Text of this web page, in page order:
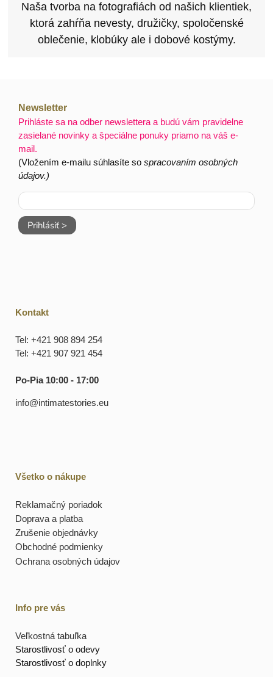
Naša tvorba na fotografiách od našich klientiek,
ktorá zahŕňa nevesty, družičky, spoločenské
oblečenie, klobúky ale i dobové kostýmy.
Newsletter
Prihláste sa na odber newslettera a budú vám pravidelne
zasielané novinky a špeciálne ponuky priamo na váš e-
mail.
(Vložením e-mailu súhlasíte sospracovaním osobných
údajov.)
Prihlásiť >
Kontakt
Tel: +421 908 894 254
Tel: +421 907 921 454
Po-Pia 10:00 - 17:00
info@intimatestories.eu
Všetko o nákupe
Reklamačný poriadok
Doprava a platba
Zrušenie objednávky
Obchodné podmienky
Ochrana osobných údajov
Info pre vás
Veľkostná tabuľka
Starostlivosť o odevy
Starostlivosť o doplnky